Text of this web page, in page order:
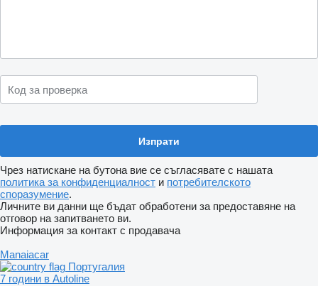
Чрез натискане на бутона вие се съгласявате с нашата
политика за конфиденциалност и потребителското
споразумение.
Личните ви данни ще бъдат обработени за предоставяне на
отговор на запитването ви.
Информация за контакт с продавача
Manaiacar
Португалия
7 години в Autoline